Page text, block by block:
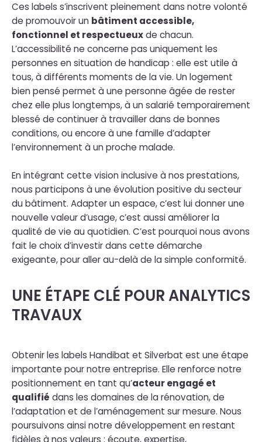
Ces labels s’inscrivent pleinement dans notre volonté
de promouvoir un bâtiment accessible,
fonctionnel et respectueuxde chacun.
L’accessibilité ne concerne pas uniquement les
personnes en situation de handicap : elle est utile à
tous, à différents moments de la vie. Un logement
bien pensé permet à une personne âgée de rester
chez elle plus longtemps, à un salarié temporairement
blessé de continuer à travailler dans de bonnes
conditions, ou encore à une famille d’adapter
l’environnement à un proche malade.
En intégrant cette vision inclusive à nos prestations,
nous participons à une évolution positive du secteur
du bâtiment. Adapter un espace, c’est lui donner une
nouvelle valeur d’usage, c’est aussi améliorer la
qualité de vie au quotidien. C’est pourquoi nous avons
fait le choix d’investir dans cette démarche
exigeante, pour aller au-delà de la simple conformité.
UNE ÉTAPE CLÉ POUR ANALYTICS
TRAVAUX
Obtenir les labels Handibat et Silverbat est une étape
importante pour notre entreprise. Elle renforce notre
positionnement en tant qu’acteur engagé et
qualifié dans les domaines de la rénovation, de
l’adaptation et de l’aménagement sur mesure. Nous
poursuivons ainsi notre développement en restant
fidèles à nos valeurs : écoute, expertise,